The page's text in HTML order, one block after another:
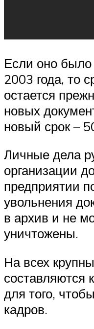
Если оно
2003 года, то
остается
новых
новый срок –
Личные дела
организации
предприятии
увольнения
в архив и не
уничтожены.
На всех
составляются
для того,
кадров.